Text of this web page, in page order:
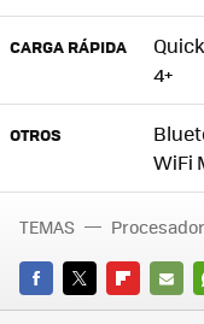
CARGA RÁPIDA
4+
OTROS
WiFi
FACEBOOK
TWITTERFLIPBOARD
E-
TEMAS